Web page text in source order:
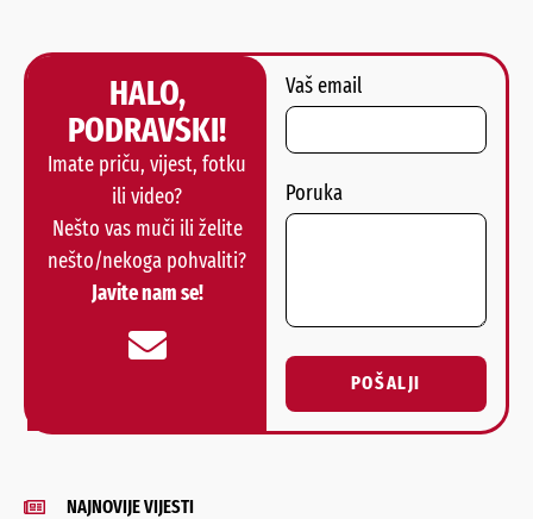
HALO,
PODRAVSKI!
Imate priču, vijest, fotku
ili video?
Nešto vas muči ili želite
nešto/nekoga pohvaliti?
Javite nam se!
Vaš email
Poruka
POŠALJI
Alternative:
NAJNOVIJE VIJESTI